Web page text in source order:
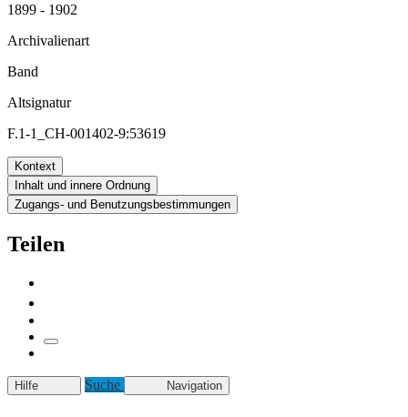
1899 - 1902
Archivalienart
Band
Altsignatur
F.1-1_CH-001402-9:53619
Kontext
Inhalt und innere Ordnung
Zugangs- und Benutzungsbestimmungen
Teilen
Hilfe Suche Navigation